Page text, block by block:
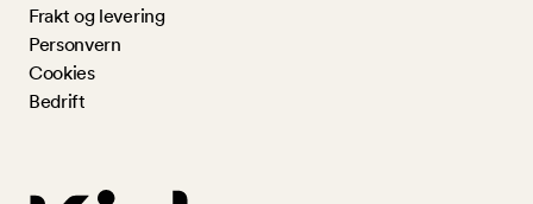
Frakt og levering
Personvern
Cookies
Bedrift